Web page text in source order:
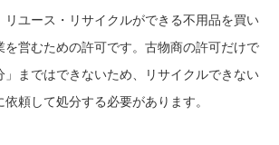
リユース・リサイクルができる不用品を買い
を営むための許可です。古物商の許可だけで
」まではできないため、リサイクルできない
頼して処分する必要があります。